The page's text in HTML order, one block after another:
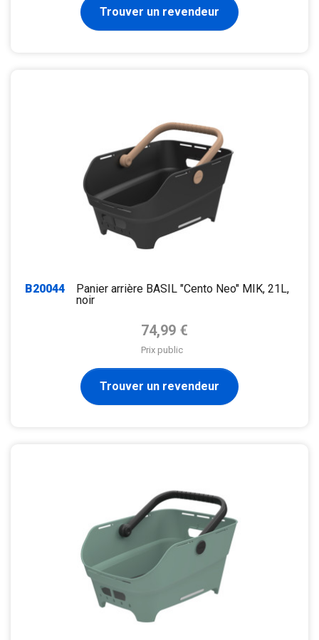
Trouver un revendeur
B20044
Panier arrière BASIL "Cento Neo" MIK, 21L,
noir
Prix de base
74,99 €
Prix public
Trouver un revendeur